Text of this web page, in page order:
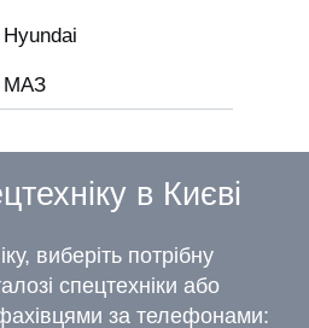
МАЗ
в Києві
виберіть потрібну
спецтехніки або
за телефонами: